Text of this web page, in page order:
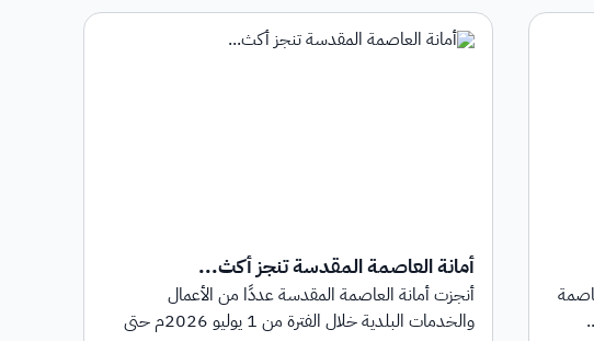
أمانة العاصمة المقدسة تنجز أكث...
أنجزت أمانة العاصمة المقدسة عددًا من الأعمال
والخدمات البلدية خلال الفترة من 1 يوليو 2026م حتى